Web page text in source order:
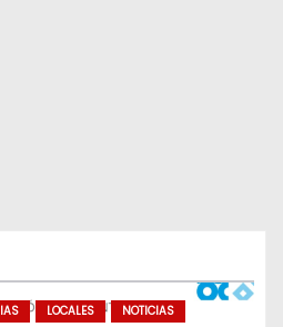
LOCALES NOTICIAS